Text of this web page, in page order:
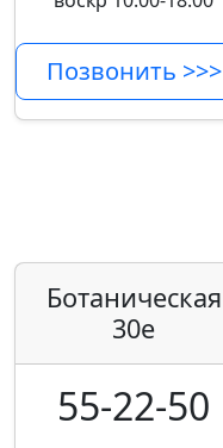
Позвонить >>>
Ботаническая
30е
55-22-50